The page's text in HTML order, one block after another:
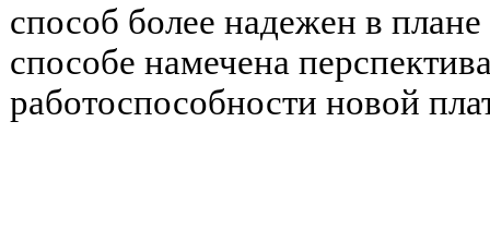
способ более надежен в
способе намечена
работоспособности новой